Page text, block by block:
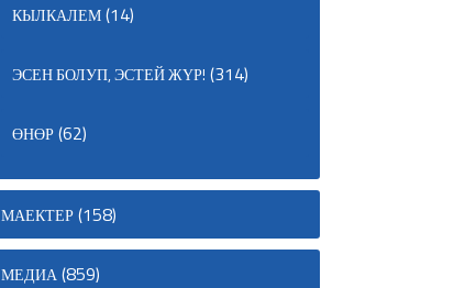
КЫЛКАЛЕМ(14)
ЭСЕН БОЛУП, ЭСТЕЙ ЖҮР! (314)
ӨНӨР(62)
МАЕКТЕР(158)
МЕДИА(859)